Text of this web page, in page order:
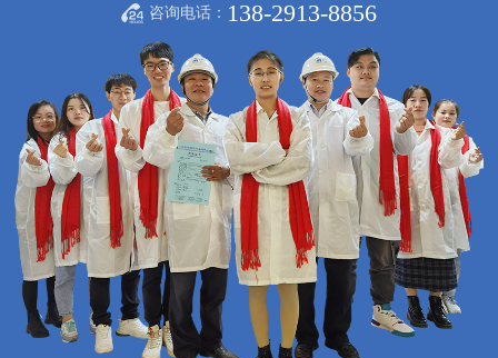
咨询电话： 138-2913-8856